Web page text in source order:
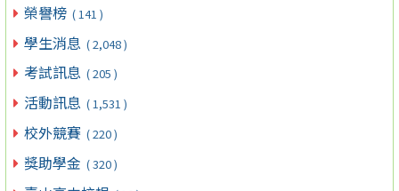
榮譽榜 ( 141 )
學生消息 ( 2,048 )
考試訊息 ( 205 )
活動訊息 ( 1,531 )
校外競賽 ( 220 )
獎助學金 ( 320 )